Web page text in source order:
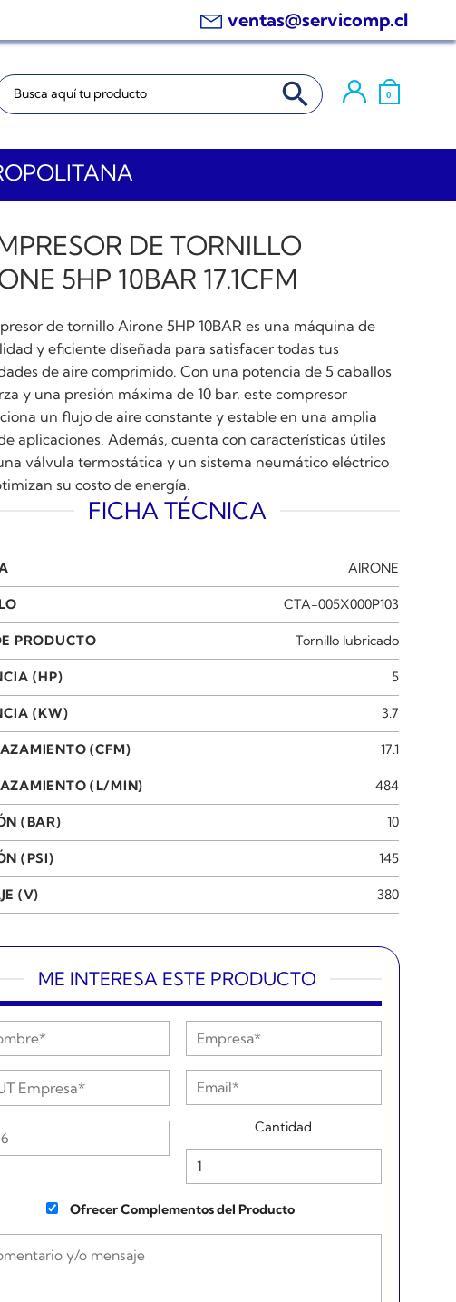
ventas@servicomp.cl
BOTÓN DE BÚSQUEDA
0
DE TORNILLO
5HP 10BAR 17.1CFM
de tornillo Airone 5HP 10BAR es una máquina de
y eficiente diseñada para satisfacer todas tus
de aire comprimido. Con una potencia de 5 caballos
y una presión máxima de 10 bar, este compresor
un flujo de aire constante y estable en una amplia
aplicaciones. Además, cuenta con características útiles
válvula termostática y un sistema neumático eléctrico
su costo de energía.
FICHA TÉCNICA
AIRONE
CTA-005X000P103
PRODUCTO Tornillo lubricado
(HP) 5
(KW) 3.7
(CFM) 17.1
(L/MIN) 484
(BAR) 10
(PSI) 145
(V) 380
ME INTERESA ESTE PRODUCTO
Cantidad
Ofrecer Complementos del Producto